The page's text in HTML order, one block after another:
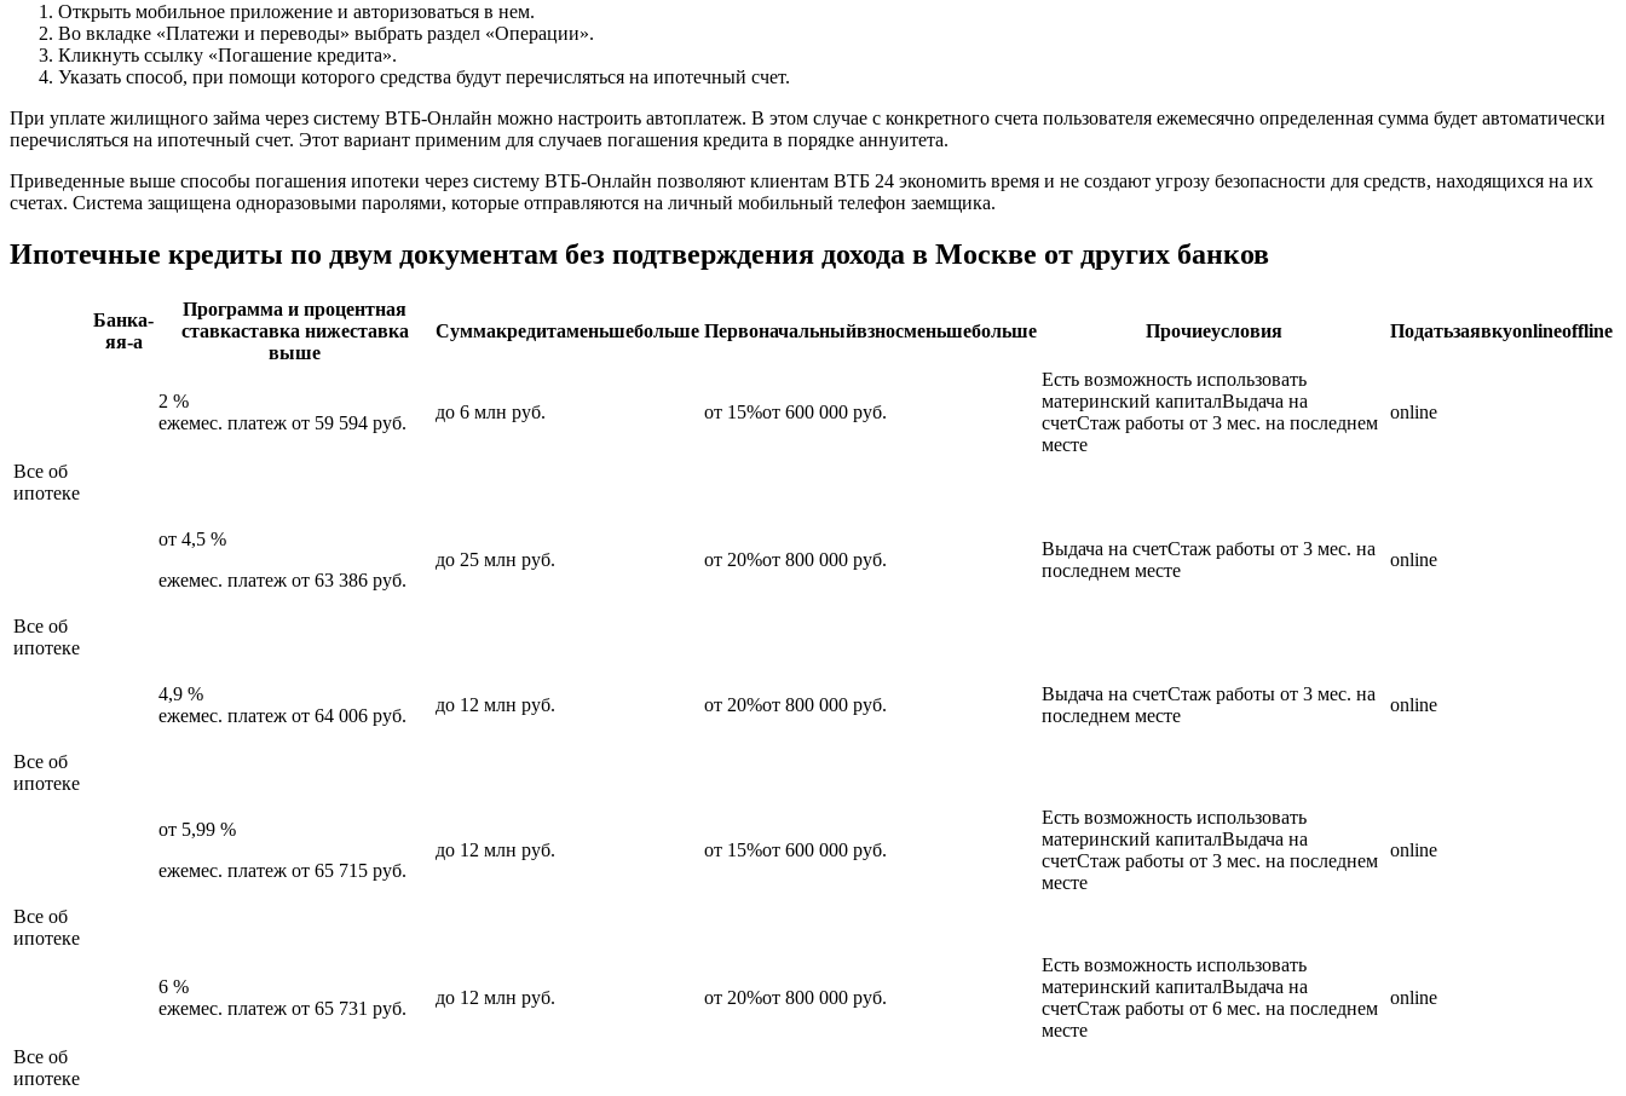
Открыть мобильное приложение и авторизоваться в нем.
Во вкладке «Платежи и переводы» выбрать раздел «Операции».
Кликнуть ссылку «Погашение кредита».
Указать способ, при помощи которого средства будут перечисляться на ипотечный счет.
При уплате жилищного займа через систему ВТБ-Онлайн можно настроить автоплатеж. В этом случае с конкретного счета пользователя ежемесячно определенная сумма будет автоматически
перечисляться на ипотечный счет. Этот вариант применим для случаев погашения кредита в порядке аннуитета.
Приведенные выше способы погашения ипотеки через систему ВТБ-Онлайн позволяют клиентам ВТБ 24 экономить время и не создают угрозу безопасности для средств, находящихся на их
счетах. Система защищена одноразовыми паролями, которые отправляются на личный мобильный телефон заемщика.
Ипотечные кредиты по двум документам без подтверждения дохода в Москве от других банков
Банка-
яя-а
Программа и процентная
ставкаставка нижеставка
выше
Суммакредитаменьшебольше Первоначальныйвзносменьшебольше Прочиеусловия Податьзаявкуonlineoffline
2 %
ежемес. платеж от 59 594 руб.
до 6 млн руб. от 15%от 600 000 руб.
Есть возможность использовать
материнский капиталВыдача на
счетСтаж работы от 3 мес. на последнем
месте
online
Все об
ипотеке
от 4,5 %
ежемес. платеж от 63 386 руб.
до 25 млн руб. от 20%от 800 000 руб.
Выдача на счетСтаж работы от 3 мес. на
последнем месте
online
Все об
ипотеке
4,9 %
ежемес. платеж от 64 006 руб.
до 12 млн руб. от 20%от 800 000 руб.
Выдача на счетСтаж работы от 3 мес. на
последнем месте
online
Все об
ипотеке
от 5,99 %
ежемес. платеж от 65 715 руб.
до 12 млн руб. от 15%от 600 000 руб.
Есть возможность использовать
материнский капиталВыдача на
счетСтаж работы от 3 мес. на последнем
месте
online
Все об
ипотеке
6 %
ежемес. платеж от 65 731 руб.
до 12 млн руб. от 20%от 800 000 руб.
Есть возможность использовать
материнский капиталВыдача на
счетСтаж работы от 6 мес. на последнем
месте
online
Все об
ипотеке